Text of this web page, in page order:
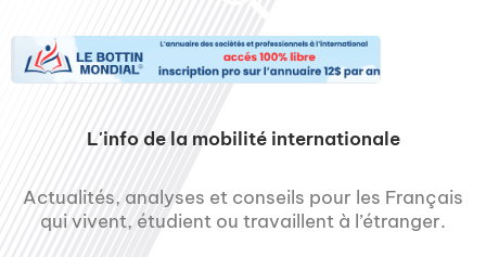
L'info de la mobilité internationale
Actualités, analyses et conseils pour les Français
qui vivent, étudient ou travaillent à l’étranger.